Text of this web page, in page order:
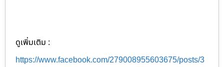
ดูเพิ่มเติม :
https://www.facebook.com/279008955603675/posts/3